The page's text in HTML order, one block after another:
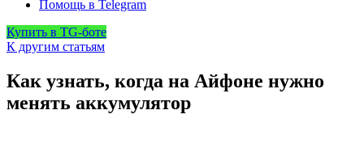
Помощь в Telegram
Купить в TG-боте
К другим статьям
Как узнать, когда на Айфоне нужно
менять аккумулятор